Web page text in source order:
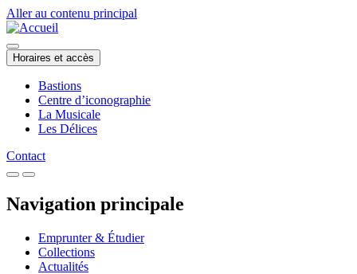
Aller au contenu principal
Horaires et accès
Bastions
Centre d’iconographie
La Musicale
Les Délices
Contact
Navigation principale
Emprunter & Étudier
Collections
Actualités